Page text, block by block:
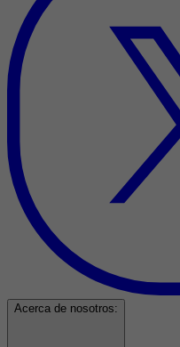
Acerca de nosotros: